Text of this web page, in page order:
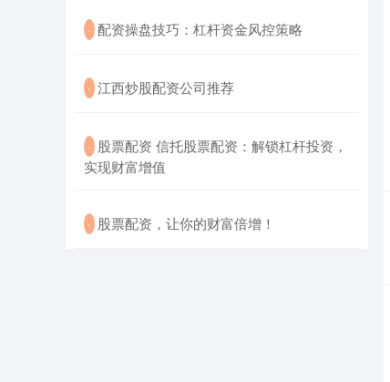
· ​配资操盘技巧：杠杆资金风控策略
· ​江西炒股配资公司推荐
· ​股票配资 信托股票配资：解锁杠杆投资，
实现财富增值
· ​股票配资，让你的财富倍增！